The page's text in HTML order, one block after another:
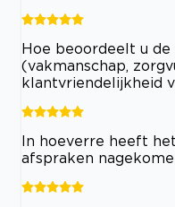
Hoe beoordeelt u de
(vakmanschap,
klantvriendelijkheid
In hoeverre heeft
afspraken